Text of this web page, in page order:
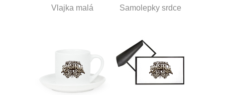
Vlajka malá Samolepky srdce